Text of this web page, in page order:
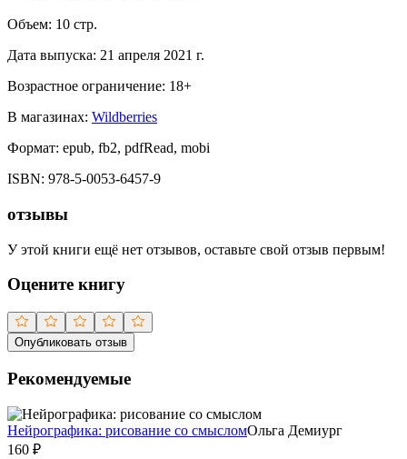
Объем: 10 стр.
Дата выпуска: 21 апреля 2021 г.
Возрастное ограничение: 18+
В магазинах: Wildberries
Формат: epub, fb2, pdfRead, mobi
ISBN: 978-5-0053-6457-9
отзывы
У этой книги ещё нет отзывов, оставьте свой отзыв первым!
Оцените книгу
Опубликовать отзыв
Рекомендуемые
Нейрографика: рисование со смысломОльга Демиург
160 ₽